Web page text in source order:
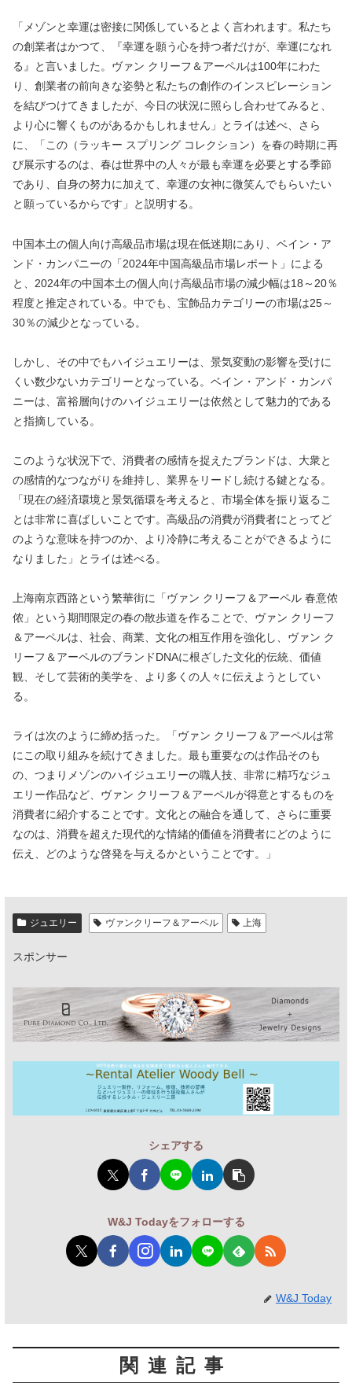
「メゾンと幸運は密接に関係しているとよく言われます。私たち
の創業者はかつて、『幸運を願う心を持つ者だけが、幸運になれ
る』と言いました。ヴァン クリーフ＆アーペルは100年にわた
り、創業者の前向きな姿勢と私たちの創作のインスピレーション
を結びつけてきましたが、今日の状況に照らし合わせてみると、
より心に響くものがあるかもしれません」とライは述べ、さら
に、「この（ラッキー スプリング コレクション）を春の時期に再
び展示するのは、春は世界中の人々が最も幸運を必要とする季節
であり、自身の努力に加えて、幸運の女神に微笑んでもらいたい
と願っているからです」と説明する。
中国本土の個人向け高級品市場は現在低迷期にあり、ベイン・ア
ンド・カンパニーの「2024年中国高級品市場レポート」による
と、2024年の中国本土の個人向け高級品市場の減少幅は18～20％
程度と推定されている。中でも、宝飾品カテゴリーの市場は25～
30％の減少となっている。
しかし、その中でもハイジュエリーは、景気変動の影響を受けに
くい数少ないカテゴリーとなっている。ベイン・アンド・カンパ
ニーは、富裕層向けのハイジュエリーは依然として魅力的である
と指摘している。
このような状況下で、消費者の感情を捉えたブランドは、大衆と
の感情的なつながりを維持し、業界をリードし続ける鍵となる。
「現在の経済環境と景気循環を考えると、市場全体を振り返るこ
とは非常に喜ばしいことです。高級品の消費が消費者にとってど
のような意味を持つのか、より冷静に考えることができるように
なりました」とライは述べる。
上海南京西路という繁華街に「ヴァン クリーフ＆アーペル 春意侬
侬」という期間限定の春の散歩道を作ることで、ヴァン クリーフ
＆アーペルは、社会、商業、文化の相互作用を強化し、ヴァン ク
リーフ＆アーペルのブランドDNAに根ざした文化的伝統、価値
観、そして芸術的美学を、より多くの人々に伝えようとしてい
る。
ライは次のように締め括った。「ヴァン クリーフ＆アーペルは常
にこの取り組みを続けてきました。最も重要なのは作品そのも
の、つまりメゾンのハイジュエリーの職人技、非常に精巧なジュ
エリー作品など、ヴァン クリーフ＆アーペルが得意とするものを
消費者に紹介することです。文化との融合を通して、さらに重要
なのは、消費を超えた現代的な情緒的価値を消費者にどのように
伝え、どのような啓発を与えるかということです。」
ジュエリー ヴァンクリーフ＆アーペル 上海
スポンサー
シェアする
W&J Todayをフォローする
W&J Today
関連記事